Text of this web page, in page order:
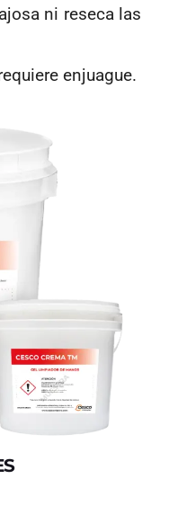
ni reseca las
enjuague.